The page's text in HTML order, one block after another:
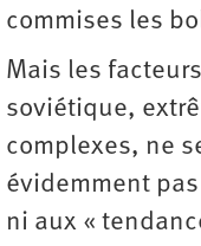
commises les
Mais les
soviétique,
complexes, ne
évidemment
ni aux «